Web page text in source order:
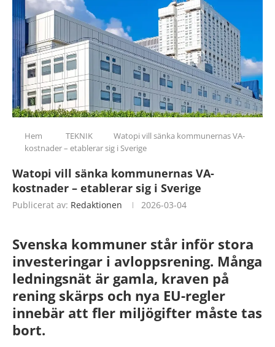
Hem TEKNIK
Watopi vill sänka kommunernas VA-
kostnader – etablerar sig i Sverige
Watopi vill sänka kommunernas VA-
kostnader – etablerar sig i Sverige
Publicerat av: Redaktionen 2026-03-04
Svenska kommuner står inför stora
investeringar i avloppsrening. Många
ledningsnät är gamla, kraven på
rening skärps och nya EU-regler
innebär att fler miljögifter måste tas
bort.